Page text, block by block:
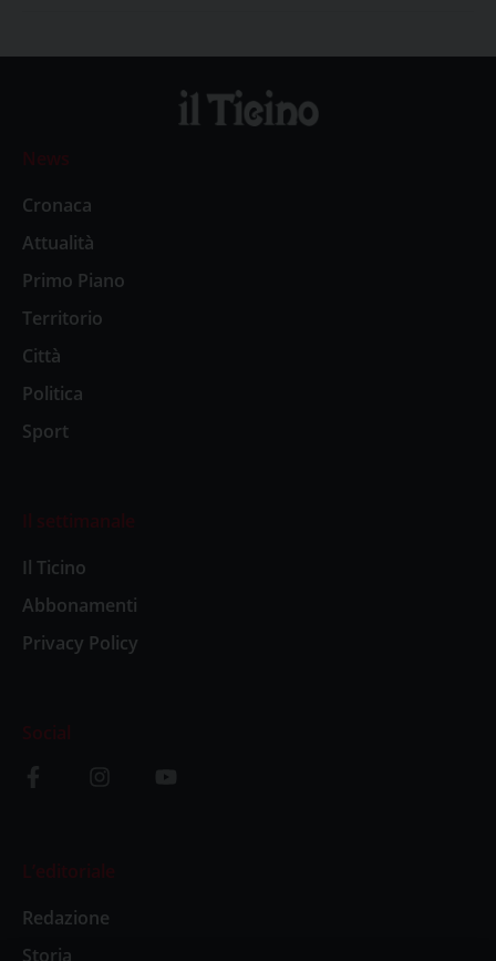
News
Cronaca
Attualità
Primo Piano
Territorio
Città
Politica
Sport
Il settimanale
Il Ticino
Abbonamenti
Privacy Policy
Social
L’editoriale
Redazione
Storia